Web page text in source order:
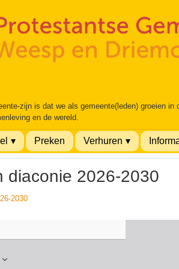
zijn is dat we als gemeente(leden) groeien
en de wereld.
Preken Verhuren
diaconie 2026-2030
2030